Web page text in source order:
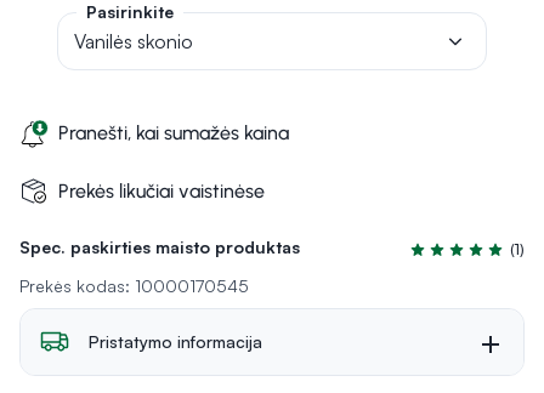
Spec. paskirties maisto produktas
Įvertinimas 5.0
(1)
Prekės kodas: 10000170545
Pranešti, kai sumažės kaina
Prekės likučiai vaistinėse
Pasirinkite
Vanilės skonio
Pristatymo informacija